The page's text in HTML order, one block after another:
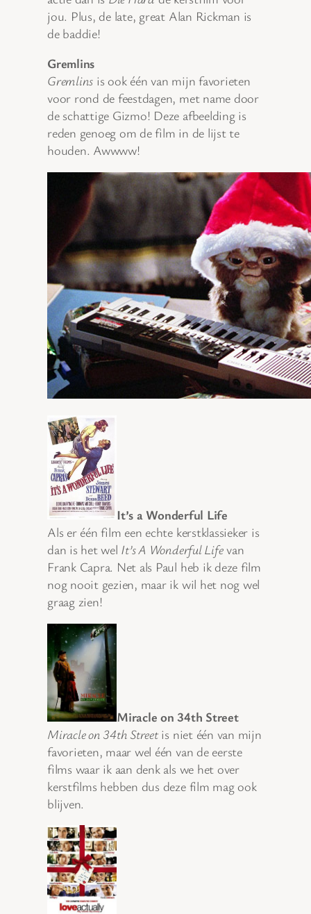
jou. Plus, de late, great Alan Rickman is
de baddie!
Gremlins
Gremlins is ook één van mijn favorieten
voor rond de feestdagen, met name door
de schattige Gizmo! Deze afbeelding is
reden genoeg om de film in de lijst te
houden. Awwww!
It’s a Wonderful Life
Als er één film een echte kerstklassieker is
dan is het wel It’s A Wonderful Lifevan
Frank Capra. Net als Paul heb ik deze film
nog nooit gezien, maar ik wil het nog wel
graag zien!
Miracle on 34th Street
Miracle on 34th Streetis niet één van mijn
favorieten, maar wel één van de eerste
films waar ik aan denk als we het over
kerstfilms hebben dus deze film mag ook
blijven.